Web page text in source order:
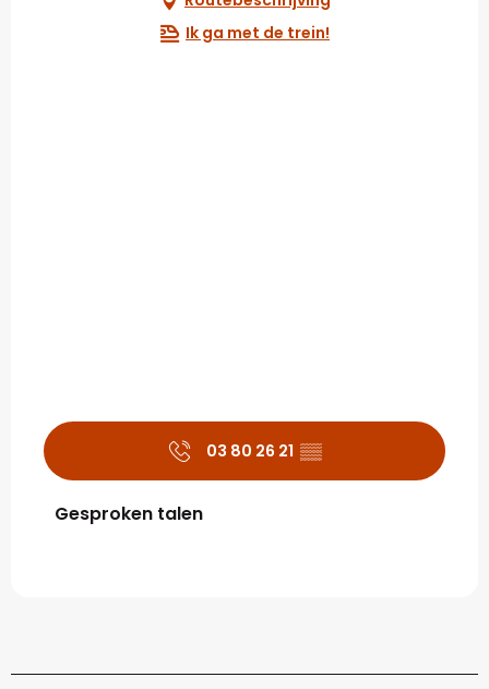
Ik ga met de trein!
03 80 26 21 ▒▒
Gesproken talen
Gesproken talen